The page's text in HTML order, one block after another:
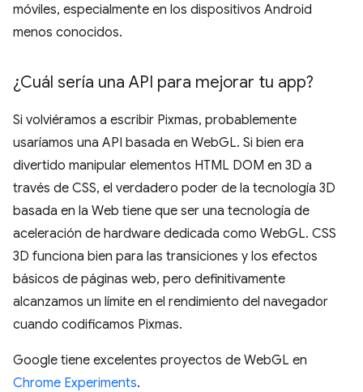
móviles, especialmente en los dispositivos Android
menos conocidos.
¿Cuál sería una API para mejorar tu app?
Si volviéramos a escribir Pixmas, probablemente
usaríamos una API basada en WebGL. Si bien era
divertido manipular elementos HTML DOM en 3D a
través de CSS, el verdadero poder de la tecnología 3D
basada en la Web tiene que ser una tecnología de
aceleración de hardware dedicada como WebGL. CSS
3D funciona bien para las transiciones y los efectos
básicos de páginas web, pero definitivamente
alcanzamos un límite en el rendimiento del navegador
cuando codificamos Pixmas.
Google tiene excelentes proyectos de WebGL en
Chrome Experiments.